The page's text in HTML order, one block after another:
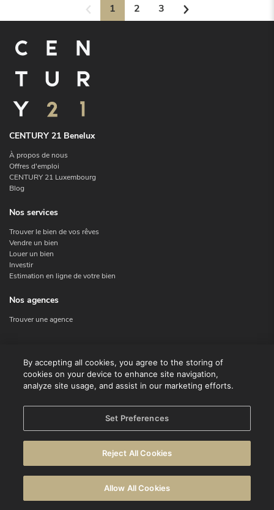
1 2 3
CENTURY 21 Benelux
À propos de nous
Offres d'emploi
CENTURY 21 Luxembourg
Blog
Nos services
Trouver le bien de vos rêves
Vendre un bien
Louer un bien
Investir
Estimation en ligne de votre bien
Nos agences
Trouver une agence
Contact
Facebook
Déclaration de confidentialité
Politique en matière de cookies
By accepting all cookies, you agree to the storing of
cookies on your device to enhance site navigation,
analyze site usage, and assist in our marketing efforts.
Set Preferences
Reject All Cookies
Allow All Cookies